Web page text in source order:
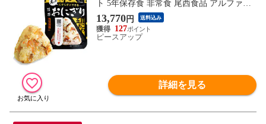
ト 5年保存食 非常食 尾西食品 アルファ米
アルファ米 ご飯 アルファー米 賞味期限5
年 アルファ化米 非常食セット お米 非常用
災害用 保存食セット
13,770円 送料込み
127
ピースアップ
詳細を見る